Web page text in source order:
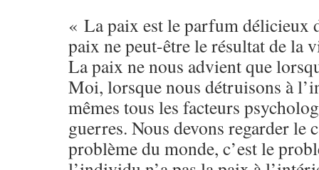
« La paix est le parfum délicieux
paix ne peut-être le résultat de la
La paix ne nous advient que
Moi, lorsque nous détruisons à
mêmes tous les facteurs
guerres. Nous devons regarder le
problème du monde, c’est le